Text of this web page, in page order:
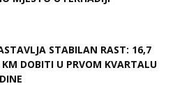
STABILAN RAST: 16,7
DOBITI U PRVOM KVARTALU